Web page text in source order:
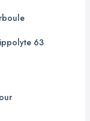
63